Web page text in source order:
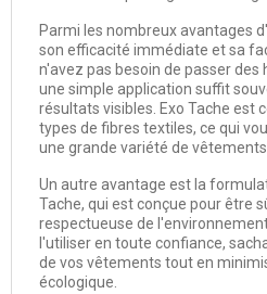
Parmi les nombreux avantages
son efficacité immédiate et sa
n'avez pas besoin de passer
une simple application suffit
résultats visibles. Exo Tache est
types de fibres textiles, ce qui
une grande variété de vêtements
Un autre avantage est la
Tache, qui est conçue pour être
respectueuse de
l'utiliser en toute confiance,
de vos vêtements tout en
écologique.